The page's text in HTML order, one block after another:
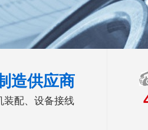
造供应商
装配、设备接线